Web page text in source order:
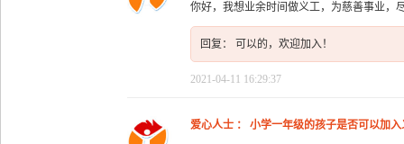
你好，我想业余时间做义工，为慈善事业，
回复： 可以的，欢迎加入！
2021-04-11 16:29:37
爱心人士 ： 小学一年级的孩子是否可以加